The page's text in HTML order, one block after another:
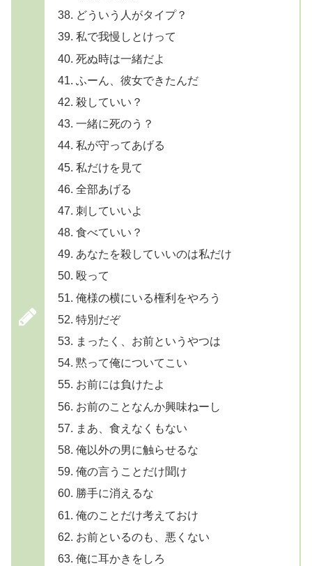
どういう人がタイプ？
私で我慢しとけって
死ぬ時は一緒だよ
ふーん、彼女できたんだ
殺していい？
一緒に死のう？
私が守ってあげる
私だけを見て
全部あげる
刺していいよ
食べていい？
あなたを殺していいのは私だけ
殴って
俺様の横にいる権利をやろう
特別だぞ
まったく、お前というやつは
黙って俺についてこい
お前には負けたよ
お前のことなんか興味ねーし
まあ、食えなくもない
俺以外の男に触らせるな
俺の言うことだけ聞け
勝手に消えるな
俺のことだけ考えておけ
お前といるのも、悪くない
俺に耳かきをしろ